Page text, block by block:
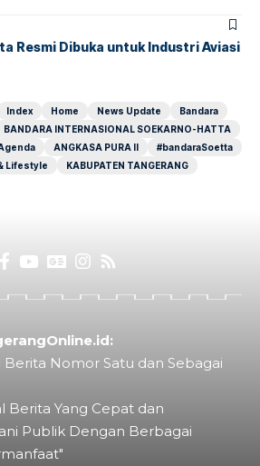
Resmi Dibuka untuk Industri Aviasi
Index Home News Update
Bandara
BANDARA INTERNASIONAL SOEKARNO-HATTA
ANGKASA PURA II
#bandaraSoetta
Lifestyle KABUPATEN TANGERANG
Berita Nomor Satu dan Sebagai
Berita Yang Cepat dan
Publik Dengan Berbagai